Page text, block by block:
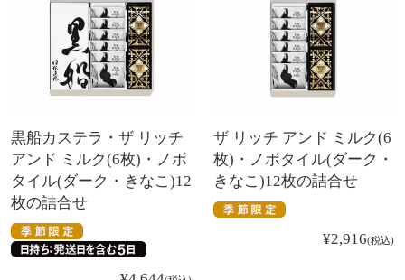
黒船カステラ・ザ リッチ
アンド ミルク(6枚)・ノボ
タイル(ダーク・きなこ)12
枚の詰合せ
ザ リッチ アンド ミルク(6
枚)・ノボタイル(ダーク・
きなこ)12枚の詰合せ
¥2,916 税込